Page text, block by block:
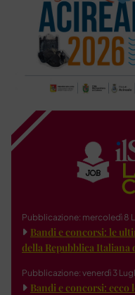
Pubblicazione: mercoledì 8
Bandi e concorsi: le
della Repubblica Italiana
Pubblicazione: venerdì 3
Bandi e concorsi: ecco